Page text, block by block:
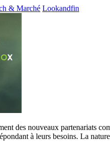
& Marché Lookandfin
des nouveaux partenariats
à leurs besoins. La